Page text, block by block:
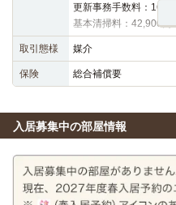
更新事務手数料：
基本清掃料：42,900
取引態様 媒介
保険 総合補償要
入居募集中の部屋情報